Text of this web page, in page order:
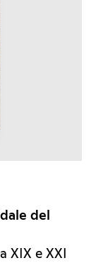
del
XIX e XXI